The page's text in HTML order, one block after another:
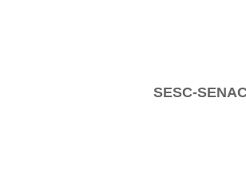
SESC-SENAC